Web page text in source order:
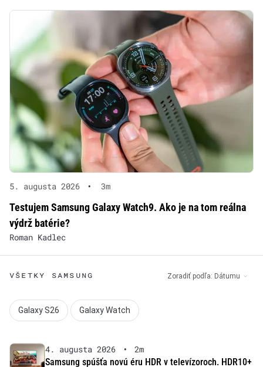
5. augusta 2026 • 3m
Testujem Samsung Galaxy Watch9. Ako je na tom reálna
výdrž batérie?
Roman Kadlec
VŠETKY SAMSUNG Zoradiť podľa: Dátumu
Galaxy S26 Galaxy Watch
4. augusta 2026 •
2m
Samsung spúšťa novú éru HDR v televízoroch. HDR10+